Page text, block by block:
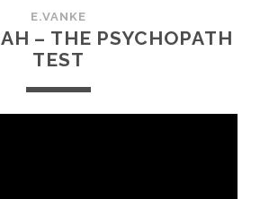
E.VANKE
– THE PSYCHOPATH
TEST